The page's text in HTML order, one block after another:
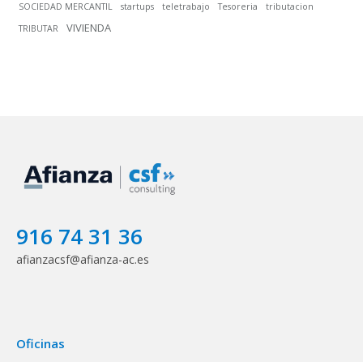
SOCIEDAD MERCANTIL startups teletrabajo Tesoreria
tributacion
TRIBUTAR
VIVIENDA
916 74 31 36
afianzacsf@afianza-ac.es
Oficinas